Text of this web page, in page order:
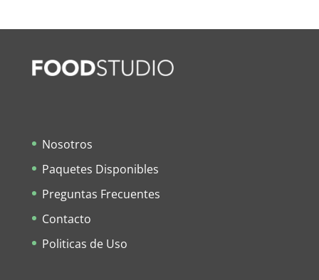
Nosotros
Paquetes Disponibles
Preguntas Frecuentes
Contacto
Politicas de Uso